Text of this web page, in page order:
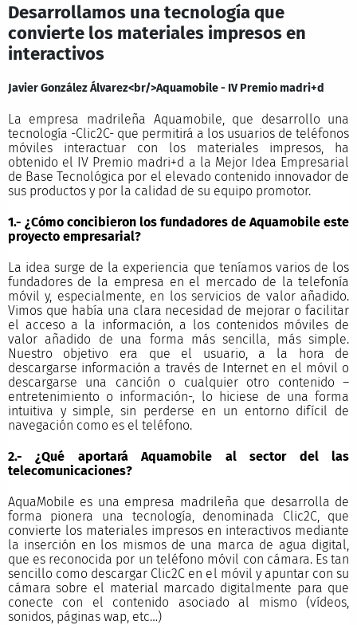
Desarrollamos una tecnología que
convierte los materiales impresos en
interactivos
Javier González Álvarez<br/>Aquamobile - IV Premio madri+d
La empresa madrileña Aquamobile, que desarrollo una
tecnología -Clic2C- que permitirá a los usuarios de teléfonos
móviles interactuar con los materiales impresos, ha
obtenido el IV Premio madri+d a la Mejor Idea Empresarial
de Base Tecnológica por el elevado contenido innovador de
sus productos y por la calidad de su equipo promotor.
1.- ¿Cómo concibieron los fundadores de Aquamobile este
proyecto empresarial?
La idea surge de la experiencia que teníamos varios de los
fundadores de la empresa en el mercado de la telefonía
móvil y, especialmente, en los servicios de valor añadido.
Vimos que había una clara necesidad de mejorar o facilitar
el acceso a la información, a los contenidos móviles de
valor añadido de una forma más sencilla, más simple.
Nuestro objetivo era que el usuario, a la hora de
descargarse información a través de Internet en el móvil o
descargarse una canción o cualquier otro contenido –
entretenimiento o información-, lo hiciese de una forma
intuitiva y simple, sin perderse en un entorno difícil de
navegación como es el teléfono.
2.- ¿Qué aportará Aquamobile al sector del las
telecomunicaciones?
AquaMobile es una empresa madrileña que desarrolla de
forma pionera una tecnología, denominada Clic2C, que
convierte los materiales impresos en interactivos mediante
la inserción en los mismos de una marca de agua digital,
que es reconocida por un teléfono móvil con cámara. Es tan
sencillo como descargar Clic2C en el móvil y apuntar con su
cámara sobre el material marcado digitalmente para que
conecte con el contenido asociado al mismo (vídeos,
sonidos, páginas wap, etc…)